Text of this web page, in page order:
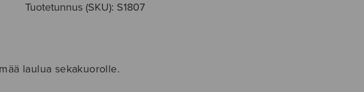
Tuotetunnus (SKU): S1807
laulua sekakuorolle.